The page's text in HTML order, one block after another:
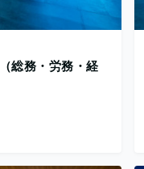
務・労務・経